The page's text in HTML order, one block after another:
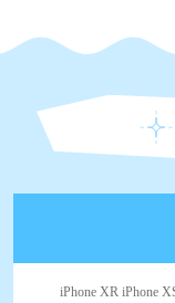
iPhone XR iPhone